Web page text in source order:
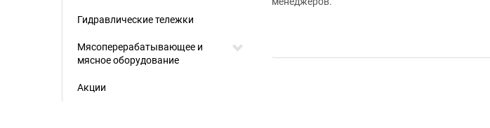
Гидравлические тележки
Мясоперерабатывающее и
мясное оборудование
Акции